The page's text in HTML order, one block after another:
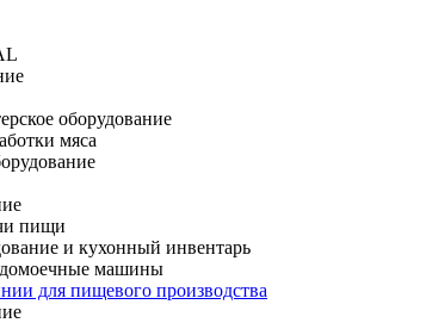
оборудование
мяса
пищи
и кухонный инвентарь
машины
для пищевого производства